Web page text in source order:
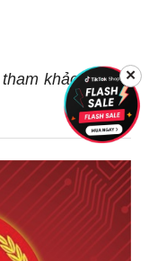
khảo, chiêm✕